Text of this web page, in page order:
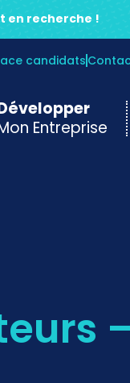
en recherche !
candidats
Entreprise